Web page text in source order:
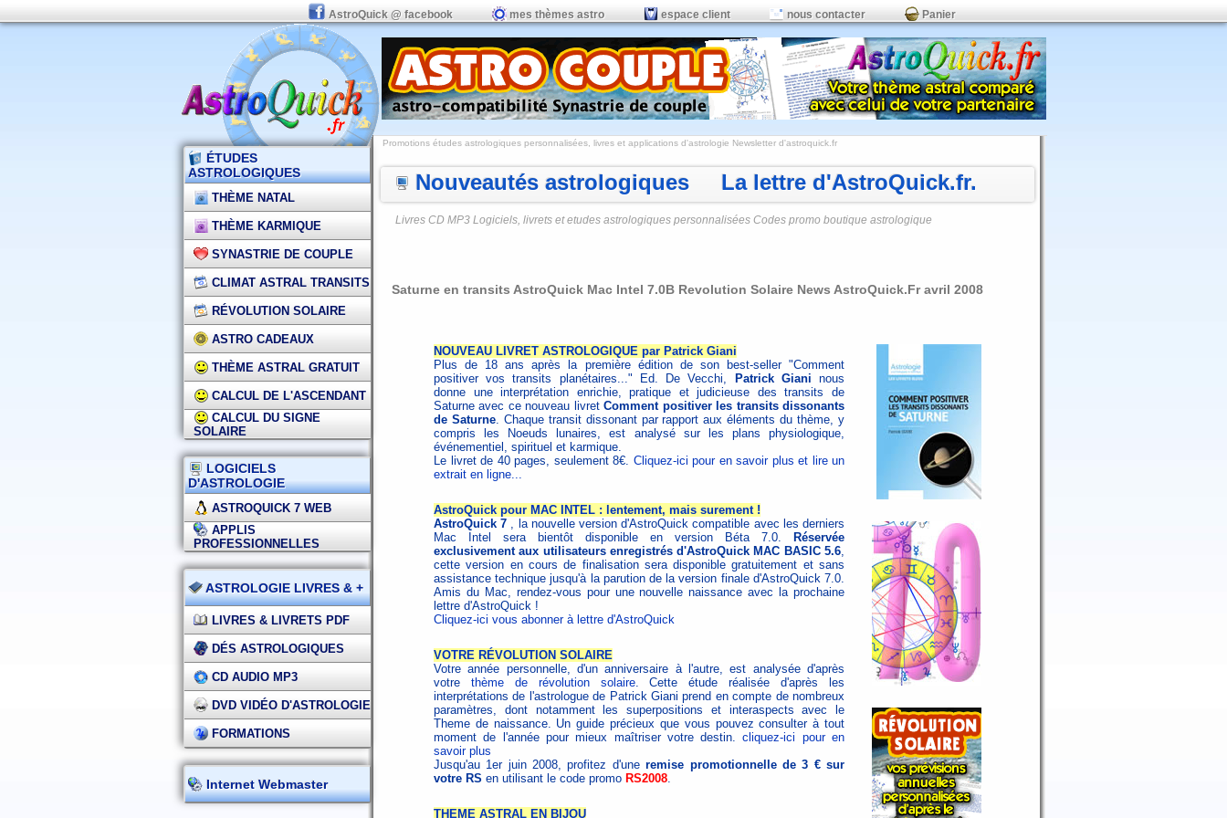
AstroQuick @ facebook mes thèmes astro espace client nous contacter Panier
ÉTUDES
ASTROLOGIQUES
THÈME NATAL
THÈME KARMIQUE
SYNASTRIE DE COUPLE
CLIMAT ASTRAL TRANSITS
RÉVOLUTION SOLAIRE
ASTRO CADEAUX
THÈME ASTRAL GRATUIT
CALCUL DE L'ASCENDANT
CALCUL DU SIGNE
SOLAIRE
LOGICIELS
D'ASTROLOGIE
ASTROQUICK 7 WEB
APPLIS
PROFESSIONNELLES
ASTROLOGIE LIVRES & +
LIVRES & LIVRETS PDF
DÉS ASTROLOGIQUES
CD AUDIO MP3
DVD VIDÉO D'ASTROLOGIE
FORMATIONS
Internet Webmaster
Promotions études astrologiques personnalisées, livres et applications d'astrologie Newsletter d'astroquick.fr
Nouveautés astrologiques La lettre d'AstroQuick.fr.
Livres CD MP3 Logiciels, livrets et etudes astrologiques personnalisées Codes promo boutique astrologique
Saturne en transits AstroQuick Mac Intel 7.0B Revolution Solaire News AstroQuick.Fr avril 2008
NOUVEAU LIVRET ASTROLOGIQUE par Patrick Giani
Plus de 18 ans après la première édition de son best-seller "Comment
positiver vos transits planétaires..." Ed. De Vecchi,
Patrick Giani nous
donne une interprétation enrichie, pratique et judicieuse des transits de
Saturne avec ce nouveau livretComment positiver les transits dissonants
de Saturne. Chaque transit dissonant par rapport aux éléments du thème, y
compris les Noeuds lunaires, est analysé sur les plans physiologique,
événementiel, spirituel et karmique.
Le livret de 40 pages, seulement 8€. Cliquez-ici pour en savoir plus et lire un
extrait en ligne...
AstroQuick pour MAC INTEL : lentement, mais surement !
AstroQuick 7 , la nouvelle version d'AstroQuick compatible avec les derniers
Mac Intel sera bientôt disponible en version Béta 7.0.
Réservée
exclusivement aux utilisateurs enregistrés d'AstroQuick MAC BASIC 5.6,
cette version en cours de finalisation sera disponible gratuitement et sans
assistance technique jusqu'à la parution de la version finale d'AstroQuick 7.0.
Amis du Mac, rendez-vous pour une nouvelle naissance avec la prochaine
lettre d'AstroQuick !
Cliquez-ici vous abonner à lettre d'AstroQuick
VOTRE RÉVOLUTION SOLAIRE
Votre année personnelle, d'un anniversaire à l'autre, est analysée d'après
votre thème de révolution solaire. Cette étude réalisée d'après les
interprétations de l'astrologue de Patrick Giani prend en compte de nombreux
paramètres, dont notamment les superpositions et interaspects avec le
Theme de naissance. Un guide précieux que vous pouvez consulter à tout
moment de l'année pour mieux maîtriser votre destin.cliquez-ici pour en
savoir plus
Jusqu'au 1er juin 2008, profitez d'uneremise promotionnelle de 3 € sur
votre RS en utilisant le code promo RS2008.
THEME ASTRAL EN BIJOU